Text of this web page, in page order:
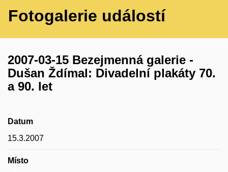
Fotogalerie událostí
2007-03-15 Bezejmenná galerie -
Dušan Ždímal: Divadelní plakáty 70.
a 90. let
Datum
15.3.2007
Místo